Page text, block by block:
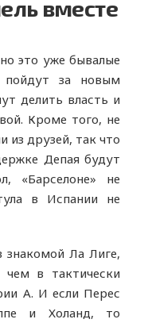
вместе
это уже бывалые
за новым
делить власть и
Кроме того, не
из друзей, так что
Депая будут
«Барселоне» не
в Испании не
знакомой Ла Лиге,
в тактически
А. И если Перес
и Холанд, то